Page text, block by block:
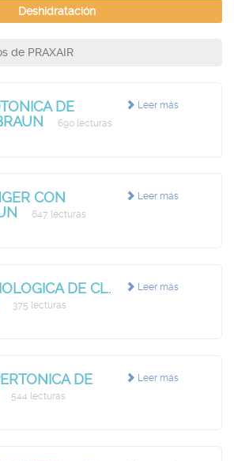
Deshidratación
de PRAXAIR
Leer más
DE
690 lecturas
Leer más
CON
647 lecturas
Leer más
DE CL.
375 lecturas
Leer más
DE
544 lecturas